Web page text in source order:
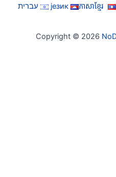
језик
ភាសាខ្មែរ עברית
Copyright © 2026